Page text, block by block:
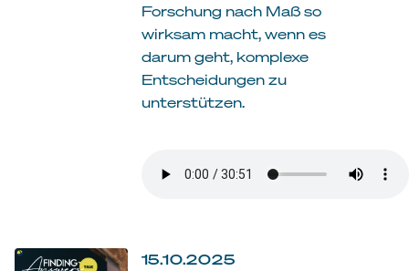
Forschung nach Maß so
wirksam macht, wenn es
darum geht, komplexe
Entscheidungen zu
unterstützen.
15.10.2025